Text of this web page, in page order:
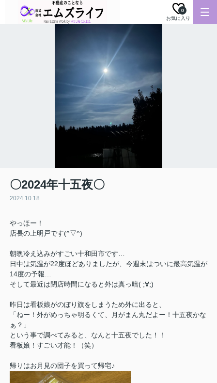
お気に入り
0
〇2024年十五夜〇
2024.10.18
やっほー！
店長の上明戸です(^▽^)
朝晩冷え込みがすごい十和田市です…
日中は気温が22度ほどありましたが、 今週末はついに最高気温が
14度の予報…
そして最近は閉店時間になると外は真っ暗( ;∀;)
昨日は看板娘がのぼり旗をしまうため外に出ると、
「ねー！外がめっちゃ明るくて、月がまん丸だよー！十五夜かな
ぁ？」
という事で調べてみると、なんと十五夜でした！！
看板娘！すごい才能！（笑）
帰りはお月見の団子を買って帰宅♪